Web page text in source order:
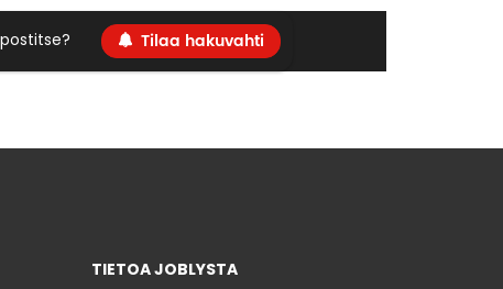
Tilaa hakuvahti
TIETOA JOBLYSTA